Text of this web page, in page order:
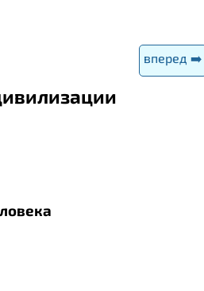
вперед ➡️